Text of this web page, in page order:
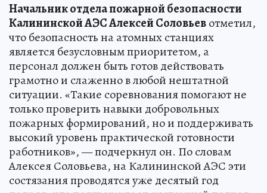
Начальник отдела пожарной безопасности
Калининской АЭС Алексей Соловьевотметил,
что безопасность на атомных станциях
является безусловным приоритетом, а
персонал должен быть готов действовать
грамотно и слаженно в любой нештатной
ситуации. «Такие соревнования помогают не
только проверить навыки добровольных
пожарных формирований, но и поддерживать
высокий уровень практической готовности
работников», — подчеркнул он. По словам
Алексея Соловьева, на Калининской АЭС эти
состязания проводятся уже десятый год